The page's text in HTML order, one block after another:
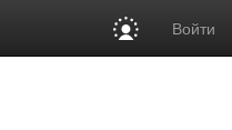
Войти